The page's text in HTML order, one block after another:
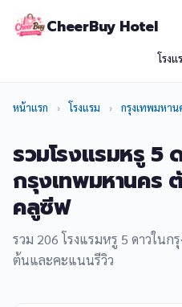
CheerBuy Hotel
โรง
หน้าแรก › โรงแรม › กรุงเทพมหาน
รวมโรงแรมหรู 5
กรุงเทพมหานคร
คลูซีฟ
รวม 206 โรงแรมหรู 5 ดาวใน
ต้นและคะแนนรีวิว